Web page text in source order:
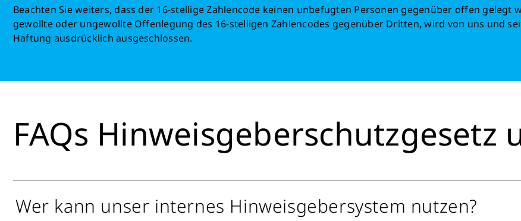
Beachten Sie weiters, dass der 16-stellige Zahlencode keinen unbefugten Personen gegenüber offen gelegt
gewollte oder ungewollte Offenlegung des 16-stelligen Zahlencodes gegenüber Dritten, wird von uns und
Haftung ausdrücklich ausgeschlossen.
FAQs Hinweisgeberschutzgesetz
Wer kann unser internes Hinweisgebersystem nutzen?
Jetzt